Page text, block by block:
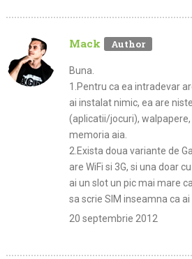
Mack
Buna.
1.Pentru ca ea intradevar
ai instalat nimic, ea are
(aplicatii/jocuri),
memoria aia.
2.Exista doua variante de
are WiFi si 3G, si una doar
ai un slot un pic mai mare
sa scrie SIM inseamna ca ai
20 septembrie 2012